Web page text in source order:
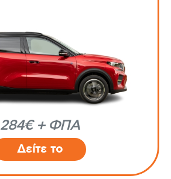
284€ + ΦΠΑ
Δείτε το